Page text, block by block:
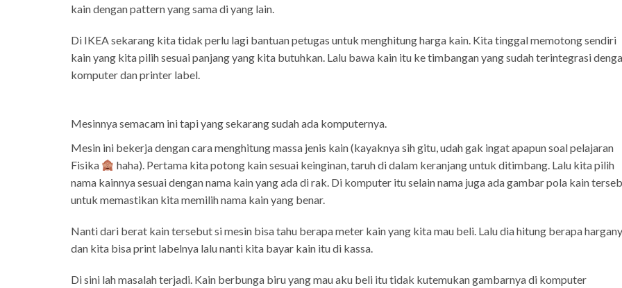
kain dengan pattern yang sama di yang lain.
Di IKEA sekarang kita tidak perlu lagi bantuan petugas untuk menghitung harga kain. Kita tinggal memotong sendiri
kain yang kita pilih sesuai panjang yang kita butuhkan. Lalu bawa kain itu ke timbangan yang sudah terintegrasi
komputer dan printer label.
Mesinnya semacam ini tapi yang sekarang sudah ada komputernya.
Mesin ini bekerja dengan cara menghitung massa jenis kain (kayaknya sih gitu, udah gak ingat apapun soal pelajaran
Fisika
haha). Pertama kita potong kain sesuai keinginan, taruh di dalam keranjang untuk ditimbang. Lalu kita pilih
nama kainnya sesuai dengan nama kain yang ada di rak. Di komputer itu selain nama juga ada gambar pola kain
untuk memastikan kita memilih nama kain yang benar.
Nanti dari berat kain tersebut si mesin bisa tahu berapa meter kain yang kita mau beli. Lalu dia hitung berapa
dan kita bisa print labelnya lalu nanti kita bayar kain itu di kassa.
Di sini lah masalah terjadi. Kain berbunga biru yang mau aku beli itu tidak kutemukan gambarnya di komputer